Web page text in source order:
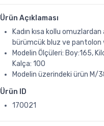
Ürün Açıklaması
Kadın kısa kollu
bürümcük bluz ve
Modelin Ölçüleri: Boy:165,
Kalça: 100
Modelin üzerindeki ürün M/
Ürün ID
170021